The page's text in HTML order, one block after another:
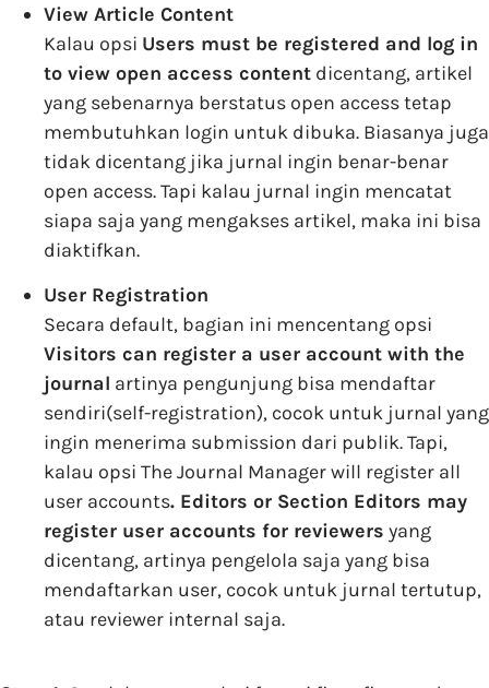
View Article Content
Kalau opsi Users must be registered and log in
to view open access content dicentang, artikel
yang sebenarnya berstatus open access tetap
membutuhkan login untuk dibuka. Biasanya juga
tidak dicentang jika jurnal ingin benar-benar
open access. Tapi kalau jurnal ingin mencatat
siapa saja yang mengakses artikel, maka ini bisa
diaktifkan.
User Registration
Secara default, bagian ini mencentang opsi
Visitors can register a user account with the
journal artinya pengunjung bisa mendaftar
sendiri(self-registration), cocok untuk jurnal yang
ingin menerima submission dari publik. Tapi,
kalau opsi The Journal Manager will register all
user accounts. Editors or Section Editors may
register user accounts for reviewers yang
dicentang, artinya pengelola saja yang bisa
mendaftarkan user, cocok untuk jurnal tertutup,
atau reviewer internal saja.